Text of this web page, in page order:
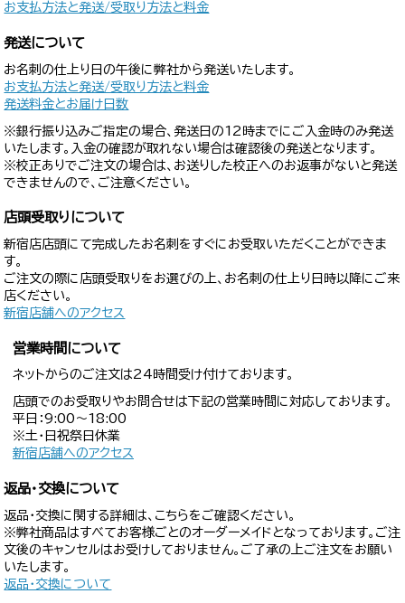
お支払方法と発送/受取り方法と料金
発送について
お名刺の仕上り日の午後に弊社から発送いたします。
お支払方法と発送/受取り方法と料金
発送料金とお届け日数
※銀行振り込みご指定の場合、発送日の12時までにご入金時のみ発送
いたします。入金の確認が取れない場合は確認後の発送となります。
※校正ありでご注文の場合は、お送りした校正へのお返事がないと発送
できませんので、ご注意ください。
店頭受取りについて
新宿店店頭にて完成したお名刺をすぐにお受取いただくことができま
す。
ご注文の際に店頭受取りをお選びの上、お名刺の仕上り日時以降にご来
店ください。
新宿店舗へのアクセス
営業時間について
ネットからのご注文は24時間受け付けております。
店頭でのお受取りやお問合せは下記の営業時間に対応しております。
平日：9:00〜18:00
※土・日祝祭日休業
新宿店舗へのアクセス
返品・交換について
返品・交換に関する詳細は、こちらをご確認ください。
※弊社商品はすべてお客様ごとのオーダーメイドとなっております。ご注
文後のキャンセルはお受けしておりません。ご了承の上ご注文をお願い
いたします。
返品・交換について